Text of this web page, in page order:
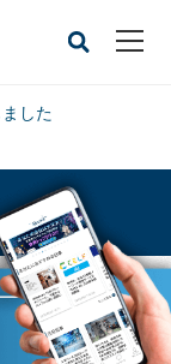
した
威グループが悪用か